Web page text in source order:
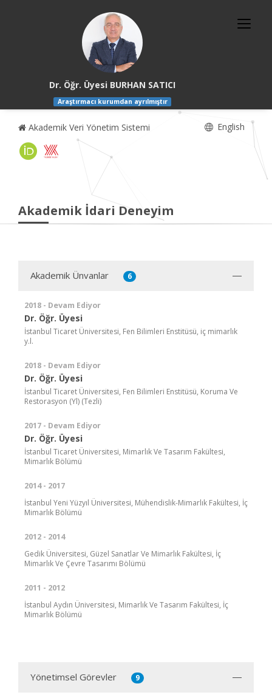
Dr. Öğr. Üyesi BURHAN SATICI
Araştırmacı kurumdan ayrılmıştır
Akademik Veri Yönetim Sistemi English
Akademik İdari Deneyim
Akademik Ünvanlar 6
2018 - Devam Ediyor
Dr. Öğr. Üyesi
İstanbul Ticaret Üniversitesi, Fen Bilimleri Enstitüsü, iç mimarlık
y.l.
2018 - Devam Ediyor
Dr. Öğr. Üyesi
İstanbul Ticaret Üniversitesi, Fen Bilimleri Enstitüsü, Koruma Ve
Restorasyon (Yl) (Tezli)
2017 - Devam Ediyor
Dr. Öğr. Üyesi
İstanbul Ticaret Üniversitesi, Mimarlık Ve Tasarım Fakültesi,
Mimarlık Bölümü
2014 - 2017
İstanbul Yeni Yüzyıl Üniversitesi, Mühendislik-Mimarlık Fakültesi, İç
Mimarlık Bölümü
2012 - 2014
Gedik Üniversitesi, Güzel Sanatlar Ve Mimarlık Fakültesi, İç
Mimarlık Ve Çevre Tasarımı Bölümü
2011 - 2012
İstanbul Aydın Üniversitesi, Mimarlık Ve Tasarım Fakültesi, İç
Mimarlık Bölümü
Yönetimsel Görevler 9